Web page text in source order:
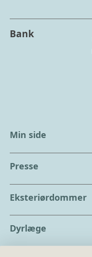
Bank
Min side
Presse
Eksteriørdommer
Dyrlæge